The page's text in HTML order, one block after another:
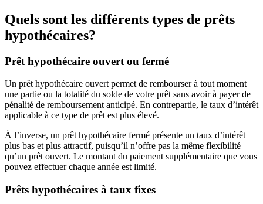
Quels sont les différents types de prêts
hypothécaires?
Prêt hypothécaire ouvert ou fermé
Un prêt hypothécaire ouvert permet de rembourser à tout moment
une partie ou la totalité du solde de votre prêt sans avoir à payer de
pénalité de remboursement anticipé. En contrepartie, le taux d’intérêt
applicable à ce type de prêt est plus élevé.
À l’inverse, un prêt hypothécaire fermé présente un taux d’intérêt
plus bas et plus attractif, puisqu’il n’offre pas la même flexibilité
qu’un prêt ouvert. Le montant du paiement supplémentaire que vous
pouvez effectuer chaque année est limité.
Prêts hypothécaires à taux fixes